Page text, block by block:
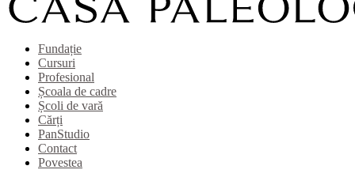
Fundație
Cursuri
Profesional
Școala de cadre
Școli de vară
Cărți
PanStudio
Contact
Povestea